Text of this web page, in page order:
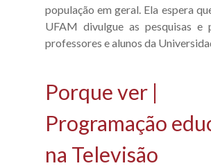
população em geral. Ela espera
UFAM divulgue as pesquisas e
professores e alunos da
Porque ver |
Programação
na Televisão